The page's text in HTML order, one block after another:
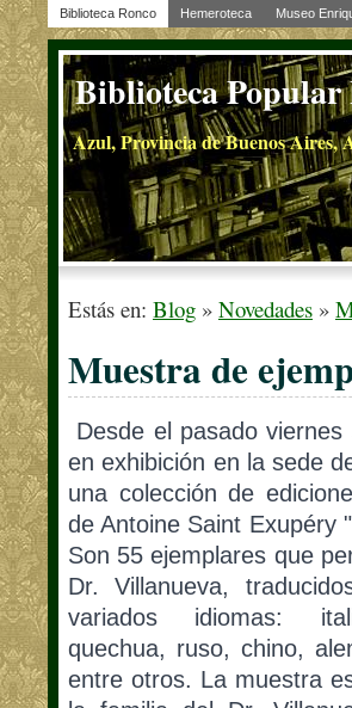
Biblioteca Ronco Hemeroteca Museo
Biblioteca Popular
Azul, Provincia de Buenos Aires,
Estás en: Blog » Novedades »
Muestra de
Desde el pasado
en exhibición en la sede
una colección de
de Antoine Saint Exupéry
Son 55 ejemplares que
Dr. Villanueva,
variados idiomas:
quechua, ruso, chino,
entre otros. La muestra